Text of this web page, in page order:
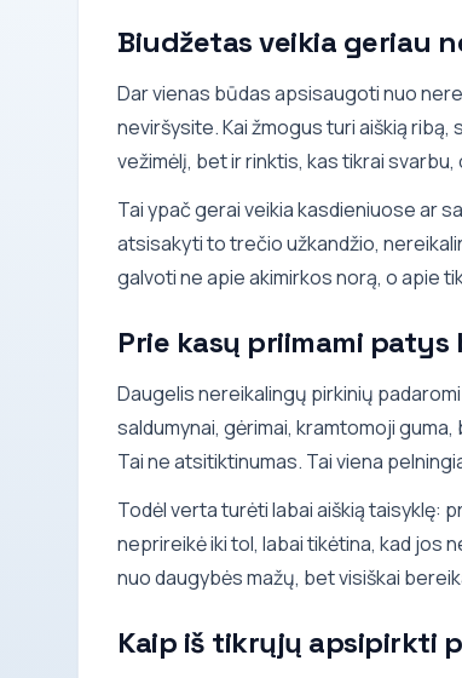
Biudžetas veikia geriau
Dar vienas būdas apsisaugoti nuo
neviršysite. Kai žmogus turi aiškią
vežimėlį, bet ir rinktis, kas tikrai svarbu,
Tai ypač gerai veikia kasdieniuose ar
atsisakyti to trečio užkandžio,
galvoti ne apie akimirkos norą, o apie
Prie kasų priimami
Daugelis nereikalingų pirkinių
saldumynai, gėrimai, kramtomoji
Tai ne atsitiktinumas. Tai viena
Todėl verta turėti labai aiškią taisyklę:
neprireikė iki tol, labai tikėtina, kad jos
nuo daugybės mažų, bet visiškai
Kaip iš tikrųjų apsipirkti